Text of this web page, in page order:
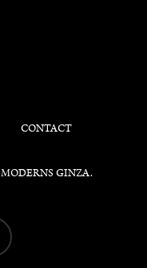
CONTACT
MODERNS GINZA.